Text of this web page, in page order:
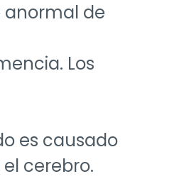
anormal de
Los
es causado
cerebro.